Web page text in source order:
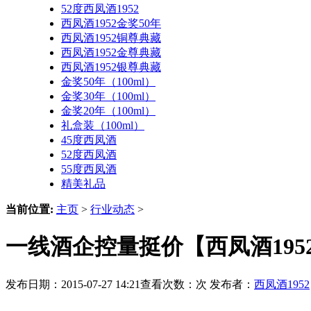
52度西凤酒1952
西凤酒1952金奖50年
西凤酒1952铜尊典藏
西凤酒1952金尊典藏
西凤酒1952银尊典藏
金奖50年（100ml）
金奖30年（100ml）
金奖20年（100ml）
礼盒装（100ml）
45度西凤酒
52度西凤酒
55度西凤酒
精美礼品
当前位置: 主页 > 行业动态 >
一线酒企控量挺价【西凤酒
发布日期：2015-07-27 14:21查看次数： 次 发布者： 西凤酒1952